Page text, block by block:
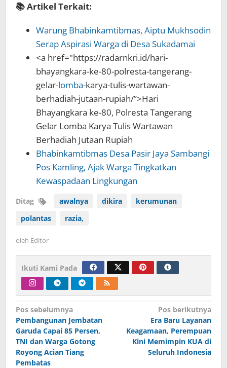
📚 Artikel Terkait:
Warung Bhabinkamtibmas, Aiptu Mukhsodin
Serap Aspirasi Warga di Desa Sukadamai
<a href="https://radarnkri.id/hari-
bhayangkara-ke-80-polresta-tangerang-
gelar-lomba-karya-tulis-wartawan-
berhadiah-jutaan-rupiah/”>Hari
Bhayangkara ke-80, Polresta Tangerang
Gelar Lomba Karya Tulis Wartawan
Berhadiah Jutaan Rupiah
Bhabinkamtibmas Desa Pasir Jaya Sambangi
Pos Kamling, Ajak Warga Tingkatkan
Kewaspadaan Lingkungan
Ditag awalnya dikira
kerumunan
polantas
razia,
oleh Editor
Ikuti Kami Pada
Navigasi
pos
Pos sebelumnya
Pembangunan Jembatan
Garuda Capai 85 Persen,
TNI dan Warga Gotong
Royong Acian Tiang
Pembatas
Pos berikutnya
Era Baru Layanan
Keagamaan, Perempuan
Kini Memimpin KUA di
Seluruh Indonesia